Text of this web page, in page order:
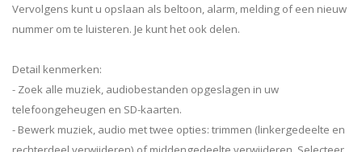
Vervolgens kunt u opslaan als beltoon, alarm, melding of een nieuw
nummer om te luisteren. Je kunt het ook delen.
Detail kenmerken:
- Zoek alle muziek, audiobestanden opgeslagen in uw
telefoongeheugen en SD-kaarten.
- Bewerk muziek, audio met twee opties: trimmen (linkergedeelte en